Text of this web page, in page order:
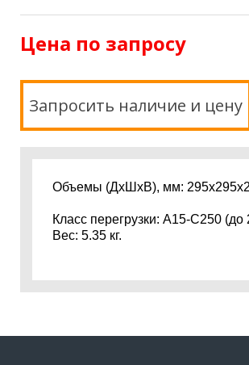
Цена по запросу
Запросить наличие и цену
Объемы (ДхШхВ), мм:
Класс перегрузки: A15-C250 (до
Вес: 5.35 кг.